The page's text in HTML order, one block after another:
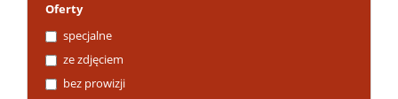
Oferty
specjalne
ze zdjęciem
bez prowizji